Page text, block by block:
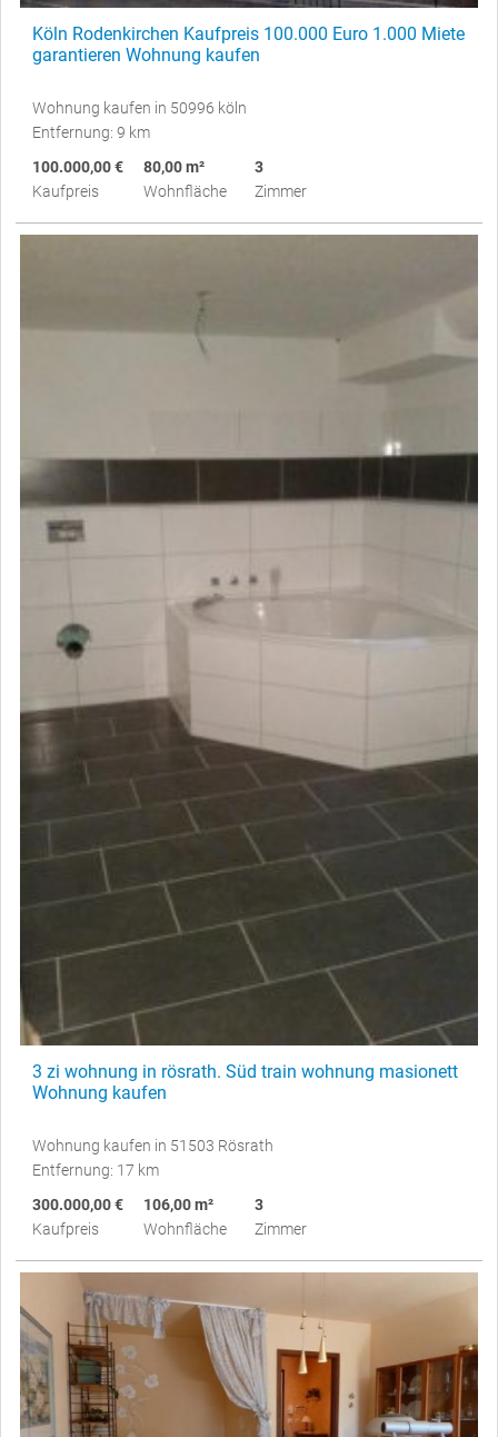
Köln Rodenkirchen Kaufpreis 100.000 Euro 1.000 Miete
garantieren Wohnung kaufen
Wohnung kaufen in 50996 köln
Entfernung: 9 km
100.000,00 €
Kaufpreis
80,00 m²
Wohnfläche
3
Zimmer
3 zi wohnung in rösrath. Süd train wohnung masionett
Wohnung kaufen
Wohnung kaufen in 51503 Rösrath
Entfernung: 17 km
300.000,00 €
Kaufpreis
106,00 m²
Wohnfläche
3
Zimmer